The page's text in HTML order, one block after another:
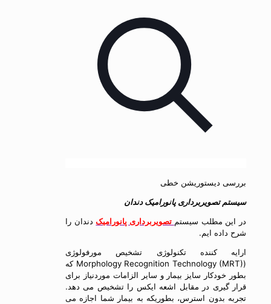
بررسی دیستوریشن خطی
سیستم تصویربرداری پانورامیک دندان
در این مطلب سیستم تصویربرداری پانورامیکدندان را
شرح داده ایم.
ارایه کننده تکنولوژی تشخیص مورفولوژی
(Morphology Recognition Technology (MRT) که
بطور خودکار سایز بیمار و سایر الزامات موردنیاز برای
قرار گیری در مقابل اشعه ایکس را تشخیص می دهد.
تجربه بدون استرس، بطوریکه به بیمار شما اجازه می